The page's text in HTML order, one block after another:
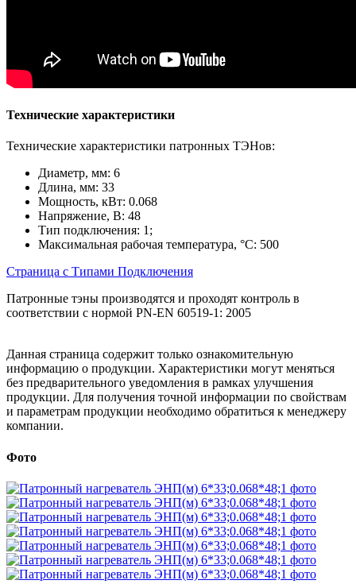
Технические характеристики
Технические характеристики патронных ТЭНов:
Диаметр, мм: 6
Длина, мм: 33
Мощность, кВт: 0.068
Напряжение, В: 48
Тип подключения: 1;
Максимальная рабочая температура, °С: 500
Страница с Типами Подключения
Патронные тэны производятся и проходят контроль в
соответствии с нормой PN-EN 60519-1: 2005
Данная страница содержит только ознакомительную
информацию о продукции. Характеристики могут меняться
без предварительного уведомления в рамках улучшения
продукции. Для получения точной информации по свойствам
и параметрам продукции необходимо обратиться к менеджеру
компании.
Фото